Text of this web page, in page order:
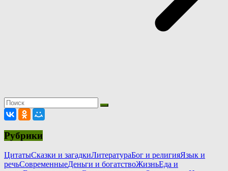
Рубрики
ЦитатыСказки и загадкиЛитератураБог и религияЯзык и
речьСовременныеДеньги и богатствоЖизньЕда и